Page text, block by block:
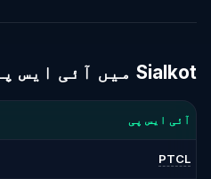
Sialkot میں آئی ایس پیز
آئی ایس پی
PTCL